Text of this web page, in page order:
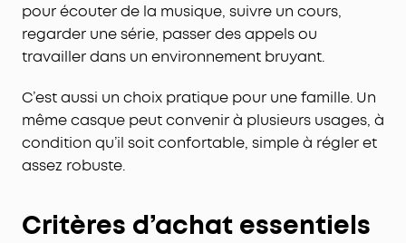
pour écouter de la musique, suivre un cours,
regarder une série, passer des appels ou
travailler dans un environnement bruyant.
C’est aussi un choix pratique pour une famille. Un
même casque peut convenir à plusieurs usages, à
condition qu’il soit confortable, simple à régler et
assez robuste.
Critères d’achat essentiels